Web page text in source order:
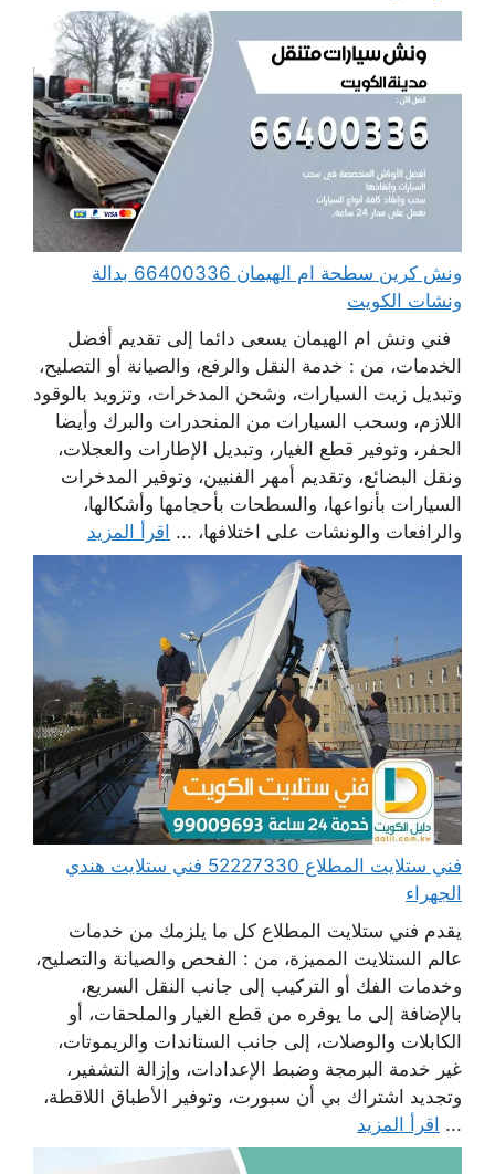
ونش كرين سطحة ام الهيمان 66400336 بدالة
ونشات الكويت
فني ونش ام الهيمان يسعى دائما إلى تقديم أفضل
الخدمات، من : خدمة النقل والرفع، والصيانة أو التصليح،
وتبديل زيت السيارات، وشحن المدخرات، وتزويد بالوقود
اللازم، وسحب السيارات من المنحدرات والبرك وأيضا
الحفر، وتوفير قطع الغيار، وتبديل الإطارات والعجلات،
ونقل البضائع، وتقديم أمهر الفنيين، وتوفير المدخرات
السيارات بأنواعها، والسطحات بأحجامها وأشكالها،
والرافعات والونشات على اختلافها، ... اقرأ المزيد
فني ستلايت المطلاع 52227330 فني ستلايت هندي
الجهراء
يقدم فني ستلايت المطلاع كل ما يلزمك من خدمات
عالم الستلايت المميزة، من : الفحص والصيانة والتصليح،
وخدمات الفك أو التركيب إلى جانب النقل السريع،
بالإضافة إلى ما يوفره من قطع الغيار والملحقات، أو
الكابلات والوصلات، إلى جانب الستاندات والريموتات،
غير خدمة البرمجة وضبط الإعدادات، وإزالة التشفير،
وتجديد اشتراك بي أن سبورت، وتوفير الأطباق اللاقطة،
... اقرأ المزيد